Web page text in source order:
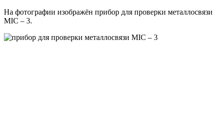
На фотографии изображён прибор для проверки металлосвязи
MIC – 3.